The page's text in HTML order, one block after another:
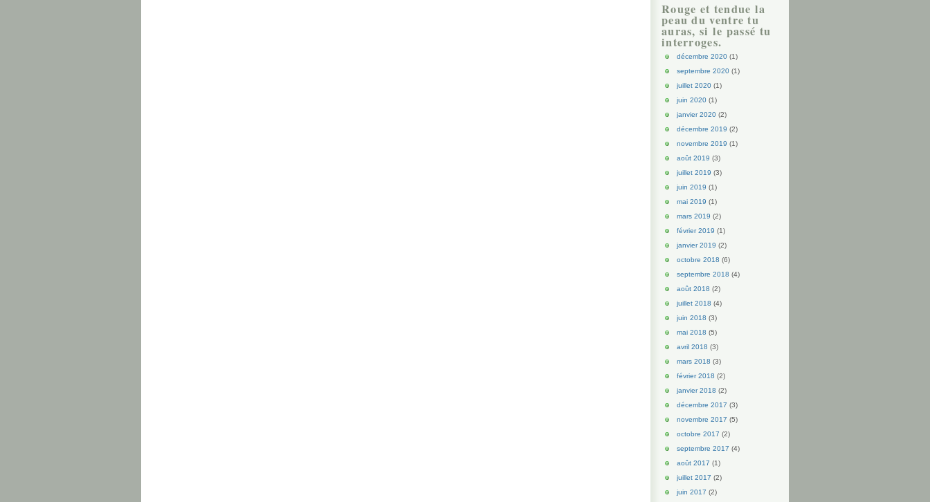
Rouge et tendue la
peau du ventre tu
auras, si le passé tu
interroges.
décembre 2020 (1)
septembre 2020 (1)
juillet 2020 (1)
juin 2020 (1)
janvier 2020 (2)
décembre 2019 (2)
novembre 2019 (1)
août 2019 (3)
juillet 2019 (3)
juin 2019 (1)
mai 2019 (1)
mars 2019 (2)
février 2019 (1)
janvier 2019 (2)
octobre 2018 (6)
septembre 2018 (4)
août 2018 (2)
juillet 2018 (4)
juin 2018 (3)
mai 2018 (5)
avril 2018 (3)
mars 2018 (3)
février 2018 (2)
janvier 2018 (2)
décembre 2017 (3)
novembre 2017 (5)
octobre 2017 (2)
septembre 2017 (4)
août 2017 (1)
juillet 2017 (2)
juin 2017 (2)